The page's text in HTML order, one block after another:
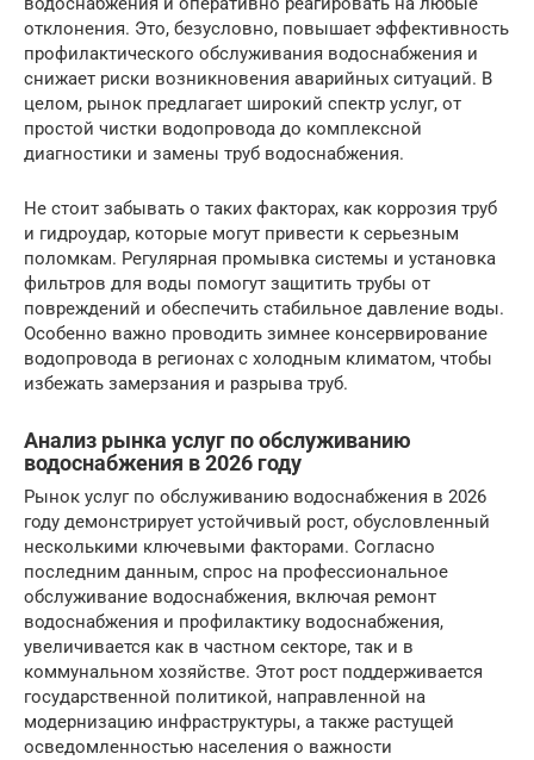
отклонения. Это, безусловно, повышает эффективность
профилактического обслуживания водоснабжения и
снижает риски возникновения аварийных ситуаций. В
целом, рынок предлагает широкий спектр услуг, от
простой чистки водопровода до комплексной
диагностики и замены труб водоснабжения.
Не стоит забывать о таких факторах, как коррозия труб
и гидроудар, которые могут привести к серьезным
поломкам. Регулярная промывка системы и установка
фильтров для воды помогут защитить трубы от
повреждений и обеспечить стабильное давление воды.
Особенно важно проводить зимнее консервирование
водопровода в регионах с холодным климатом, чтобы
избежать замерзания и разрыва труб.
Анализ рынка услуг по обслуживанию
водоснабжения в 2026 году
Рынок услуг по обслуживанию водоснабжения в 2026
году демонстрирует устойчивый рост, обусловленный
несколькими ключевыми факторами. Согласно
последним данным, спрос на профессиональное
обслуживание водоснабжения, включая ремонт
водоснабжения и профилактику водоснабжения,
увеличивается как в частном секторе, так и в
коммунальном хозяйстве. Этот рост поддерживается
государственной политикой, направленной на
модернизацию инфраструктуры, а также растущей
осведомленностью населения о важности